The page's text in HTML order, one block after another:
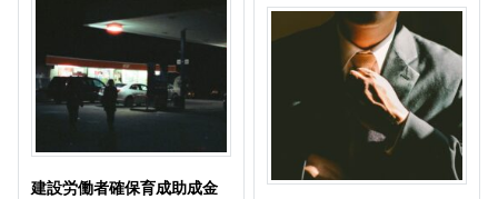
建設労働者確保育成助成金